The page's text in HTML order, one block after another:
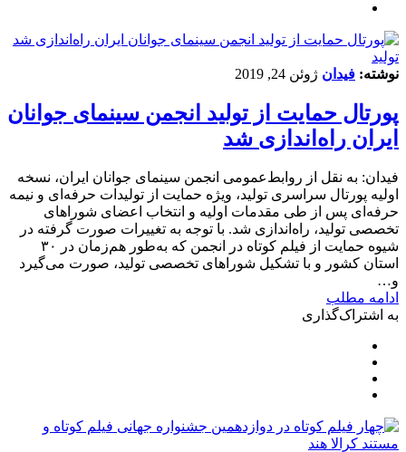
تولید
نوشته: فیدان ژوئن 24, 2019
پورتال حمایت از تولید انجمن سینمای جوانان
ایران راه‌اندازی شد
فیدان: به نقل از روابط‌عمومی انجمن سینمای جوانان ایران، نسخه
اولیه پورتال سراسری تولید، ویژه حمایت از تولیدات حرفه‌ای و نیمه
حرفه‌ای پس از طی مقدمات اولیه و انتخاب اعضای شوراهای
تخصصی تولید، راه‌اندازی شد. با توجه به تغییرات صورت گرفته در
شیوه حمایت از فیلم کوتاه در انجمن که به‌طور هم‌زمان در ۳۰
استان کشور و با تشکیل شوراهای تخصصی تولید، صورت می‌گیرد
و…
ادامه مطلب
به اشتراک‌گذاری